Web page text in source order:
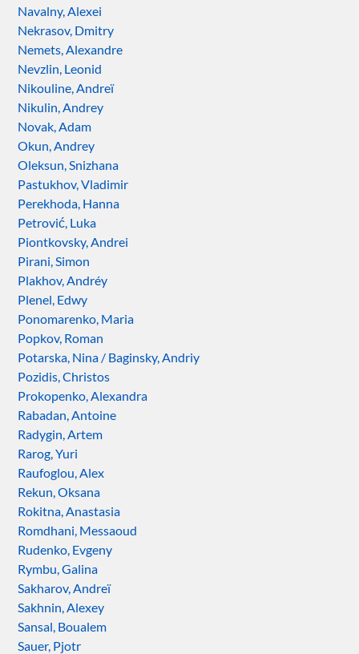
Navalny, Alexei
Nekrasov, Dmitry
Nemets, Alexandre
Nevzlin, Leonid
Nikouline, Andreï
Nikulin, Andrey
Novak, Adam
Okun, Andrey
Oleksun, Snizhana
Pastukhov, Vladimir
Perekhoda, Hanna
Petrović, Luka
Piontkovsky, Andrei
Pirani, Simon
Plakhov, Andréy
Plenel, Edwy
Ponomarenko, Maria
Popkov, Roman
Potarska, Nina / Baginsky, Andriy
Pozidis, Christos
Prokopenko, Alexandra
Rabadan, Antoine
Radygin, Artem
Rarog, Yuri
Raufoglou, Alex
Rekun, Oksana
Rokitna, Anastasia
Romdhani, Messaoud
Rudenko, Evgeny
Rymbu, Galina
Sakharov, Andreï
Sakhnin, Alexey
Sansal, Boualem
Sauer, Pjotr